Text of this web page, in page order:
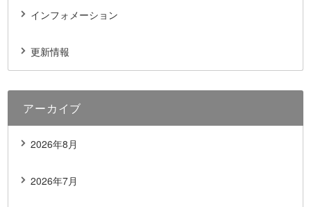
インフォメーション
更新情報
アーカイブ
2026年8月
2026年7月